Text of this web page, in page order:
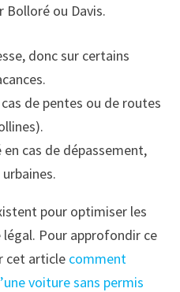
Bolloré ou Davis.
donc sur certains
de pentes ou de routes
cas de dépassement,
pour optimiser les
Pour approfondir ce
cet article comment
voiture sans permis